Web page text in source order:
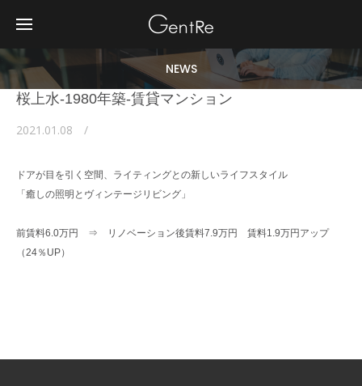
NEWS
桜上水-1980年築-賃貸マンション
2021.01.08
ドアが目を引く空間、ライティングとの新しいライフスタイル
「癒しの照明とヴィンテージリビング」
前賃料6.0万円 ⇒ リノベーション後賃料7.9万円 賃料1.9万円アップ
（24％UP）